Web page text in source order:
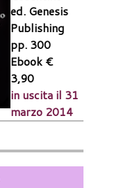
ed. Genesis
Publishing
pp. 300
Ebook €
3,90
in uscita il 31
marzo 2014